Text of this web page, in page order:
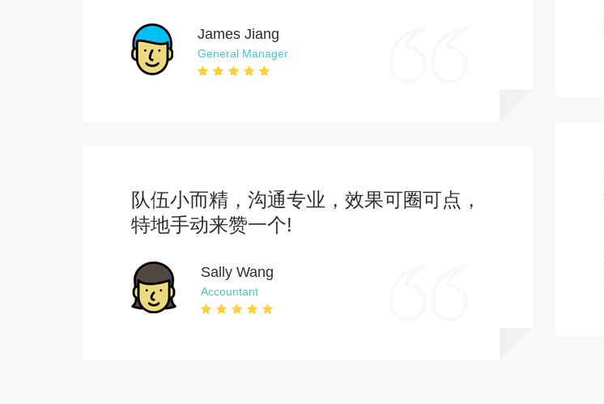
James Jiang
General Manager
队伍小而精，沟通专业，效果可圈可点，
特地手动来赞一个!
Sally Wang
Accountant